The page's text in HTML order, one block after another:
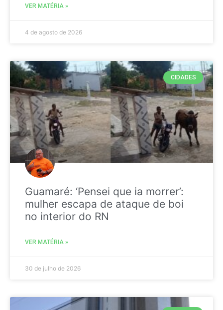
VER MATÉRIA »
4 de agosto de 2026
CIDADES
Guamaré: ‘Pensei que ia morrer’:
mulher escapa de ataque de boi
no interior do RN
VER MATÉRIA »
30 de julho de 2026